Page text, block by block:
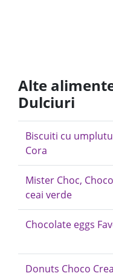
Alte
Dulciuri
Biscuiti cu
Cora
Mister Choc,
ceai verde
Chocolate eggs
Donuts Choco